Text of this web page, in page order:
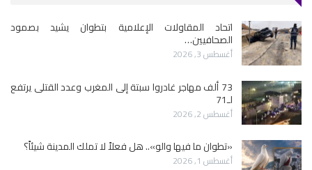
اتحاد المقاولات الإعلامية بتطوان يشيد بصمود
الصحافيين…
أغسطس 3, 2026
73 ألف مهاجر غادروا سبتة إلى المغرب وعدد القتلى يرتفع
لـ71
أغسطس 2, 2026
«تطوان ما فيها والو».. هل فعلاً لا تملك المدينة شيئاً؟
أغسطس 1, 2026